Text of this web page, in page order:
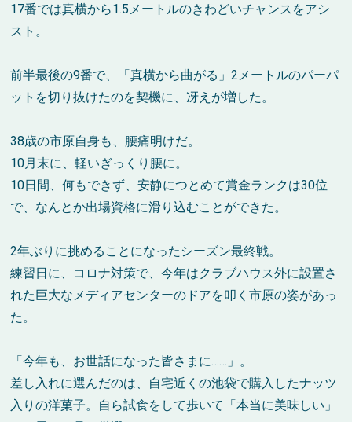
17番では真横から1.5メートルのきわどいチャンスをアシ
スト。
前半最後の9番で、「真横から曲がる」2メートルのパーパ
ットを切り抜けたのを契機に、冴えが増した。
38歳の市原自身も、腰痛明けだ。
10月末に、軽いぎっくり腰に。
10日間、何もできず、安静につとめて賞金ランクは30位
で、なんとか出場資格に滑り込むことができた。
2年ぶりに挑めることになったシーズン最終戦。
練習日に、コロナ対策で、今年はクラブハウス外に設置さ
れた巨大なメディアセンターのドアを叩く市原の姿があっ
た。
「今年も、お世話になった皆さまに……」。
差し入れに選んだのは、自宅近くの池袋で購入したナッツ
入りの洋菓子。自ら試食をして歩いて「本当に美味しい」